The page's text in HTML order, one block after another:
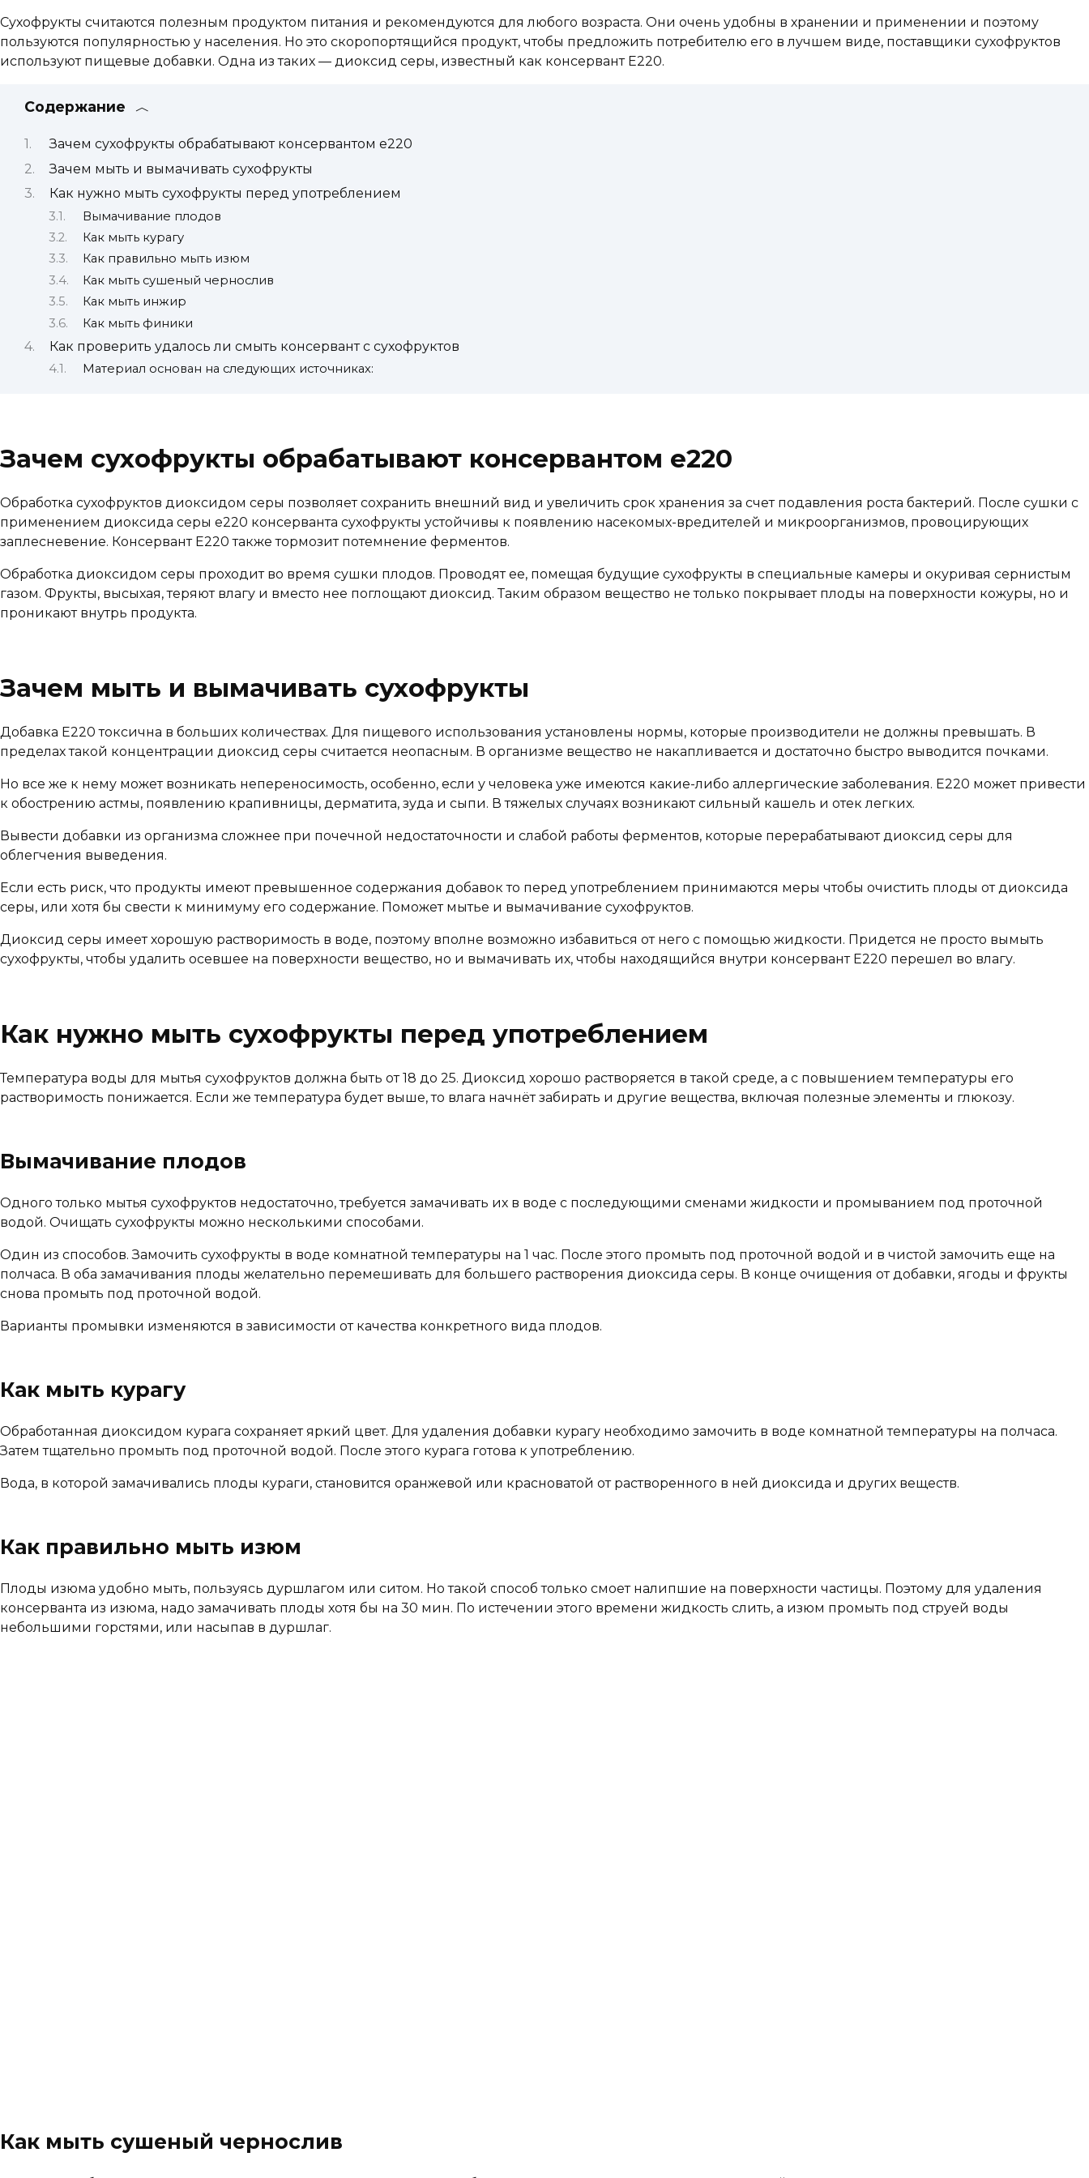
Сухофрукты считаются полезным продуктом питания и рекомендуются для любого возраста. Они очень удобны в хранении и применении и поэтому
пользуются популярностью у населения. Но это скоропортящийся продукт, чтобы предложить потребителю его в лучшем виде, поставщики сухофруктов
используют пищевые добавки. Одна из таких — диоксид серы, известный как консервант Е220.
Содержание
Зачем сухофрукты обрабатывают консервантом е220
Зачем мыть и вымачивать сухофрукты
Как нужно мыть сухофрукты перед употреблением
Вымачивание плодов
Как мыть курагу
Как правильно мыть изюм
Как мыть сушеный чернослив
Как мыть инжир
Как мыть финики
Как проверить удалось ли смыть консервант с сухофруктов
Материал основан на следующих источниках:
Зачем сухофрукты обрабатывают консервантом е220
Обработка сухофруктов диоксидом серы позволяет сохранить внешний вид и увеличить срок хранения за счет подавления роста бактерий. После сушки с
применением диоксида серы е220 консерванта сухофрукты устойчивы к появлению насекомых-вредителей и микроорганизмов, провоцирующих
заплесневение. Консервант Е220 также тормозит потемнение ферментов.
Обработка диоксидом серы проходит во время сушки плодов. Проводят ее, помещая будущие сухофрукты в специальные камеры и окуривая сернистым
газом. Фрукты, высыхая, теряют влагу и вместо нее поглощают диоксид. Таким образом вещество не только покрывает плоды на поверхности кожуры, но и
проникают внутрь продукта.
Зачем мыть и вымачивать сухофрукты
Добавка Е220 токсична в больших количествах. Для пищевого использования установлены нормы, которые производители не должны превышать. В
пределах такой концентрации диоксид серы считается неопасным. В организме вещество не накапливается и достаточно быстро выводится почками.
Но все же к нему может возникать непереносимость, особенно, если у человека уже имеются какие-либо аллергические заболевания. Е220 может привести
к обострению астмы, появлению крапивницы, дерматита, зуда и сыпи. В тяжелых случаях возникают сильный кашель и отек легких.
Вывести добавки из организма сложнее при почечной недостаточности и слабой работы ферментов, которые перерабатывают диоксид серы для
облегчения выведения.
Если есть риск, что продукты имеют превышенное содержания добавок то перед употреблением принимаются меры чтобы очистить плоды от диоксида
серы, или хотя бы свести к минимуму его содержание. Поможет мытье и вымачивание сухофруктов.
Диоксид серы имеет хорошую растворимость в воде, поэтому вполне возможно избавиться от него с помощью жидкости. Придется не просто вымыть
сухофрукты, чтобы удалить осевшее на поверхности вещество, но и вымачивать их, чтобы находящийся внутри консервант Е220 перешел во влагу.
Как нужно мыть сухофрукты перед употреблением
Температура воды для мытья сухофруктов должна быть от 18 до 25. Диоксид хорошо растворяется в такой среде, а с повышением температуры его
растворимость понижается. Если же температура будет выше, то влага начнёт забирать и другие вещества, включая полезные элементы и глюкозу.
Вымачивание плодов
Одного только мытья сухофруктов недостаточно, требуется замачивать их в воде с последующими сменами жидкости и промыванием под проточной
водой. Очищать сухофрукты можно несколькими способами.
Один из способов. Замочить сухофрукты в воде комнатной температуры на 1 час. После этого промыть под проточной водой и в чистой замочить еще на
полчаса. В оба замачивания плоды желательно перемешивать для большего растворения диоксида серы. В конце очищения от добавки, ягоды и фрукты
снова промыть под проточной водой.
Варианты промывки изменяются в зависимости от качества конкретного вида плодов.
Как мыть курагу
Обработанная диоксидом курага сохраняет яркий цвет. Для удаления добавки курагу необходимо замочить в воде комнатной температуры на полчаса.
Затем тщательно промыть под проточной водой. После этого курага готова к употреблению.
Вода, в которой замачивались плоды кураги, становится оранжевой или красноватой от растворенного в ней диоксида и других веществ.
Как правильно мыть изюм
Плоды изюма удобно мыть, пользуясь дуршлагом или ситом. Но такой способ только смоет налипшие на поверхности частицы. Поэтому для удаления
консерванта из изюма, надо замачивать плоды хотя бы на 30 мин. По истечении этого времени жидкость слить, а изюм промыть под струей воды
небольшими горстями, или насыпав в дуршлаг.
Как мыть сушеный чернослив